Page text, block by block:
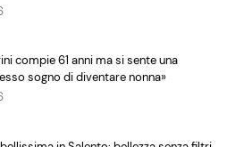
compie 61 anni ma si sente una
sogno di diventare nonna»